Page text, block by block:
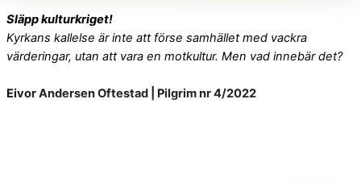
Släpp kulturkriget!
Kyrkans kallelse är inte att förse samhället med vackra
värderingar, utan att vara en motkultur. Men vad innebär det?
Eivor Andersen Oftestad | Pilgrim nr 4/2022